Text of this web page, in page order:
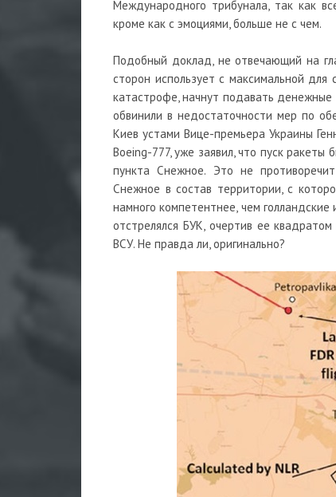
Международного трибунала, так как
кроме как с эмоциями, больше не с чем.
Подобный доклад, не отвечающий на
сторон использует с максимальной
катастрофе, начнут подавать денежные
обвинили в недостаточности мер по
Киев устами Вице-премьера Украины
Boeing-777, уже заявил, что пуск
пункта Снежное. Это не
Снежное в состав территории, с
намного компетентнее, чем
отстрелялся БУК, очертив ее
ВСУ. Не правда ли, оригинально?